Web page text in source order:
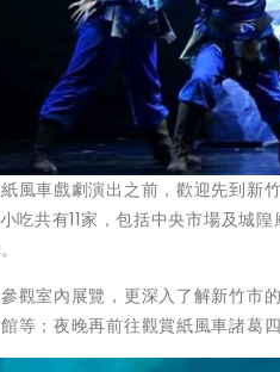
風車戲劇演出之前，歡迎先到新
吃共有11家，包括中央市場及城
觀室內展覽，更深入了解新竹市
等；夜晚再前往觀賞紙風車諸葛